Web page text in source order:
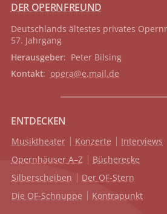
DER OPERNFREUND
Deutschlands ältestes privates
57. Jahrgang
Herausgeber: Peter Bilsing
Kontakt: opera@e.mail.de
ENTDECKEN
Musiktheater Konzerte
Interviews
Opernhäuser A–Z
Bücherecke
Silberscheiben
Der OF-Stern
Die OF-Schnuppe
Kontrapunkt